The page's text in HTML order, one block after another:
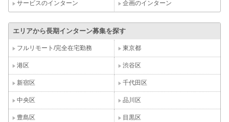
サービスのインターン 企画のインターン
エリアから長期インターン募集を探す
フルリモート/完全在宅勤務 東京都
港区 渋谷区
新宿区 千代田区
中央区 品川区
豊島区 目黒区